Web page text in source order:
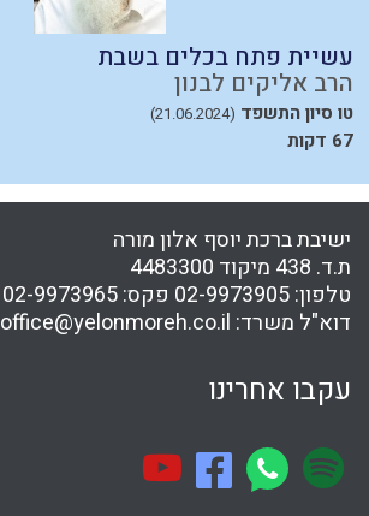
עשיית פתח בכלים בשבת
הרב אליקים לבנון
טו סיון התשפד (21.06.2024)
67 דקות
ישיבת ברכת יוסף אלון מורה
ת.ד. 438 מיקוד 4483300
טלפון:02-9973905 פקס:02-9973965
דוא"ל משרד: office@yelonmoreh.co.il
עקבו אחרינו